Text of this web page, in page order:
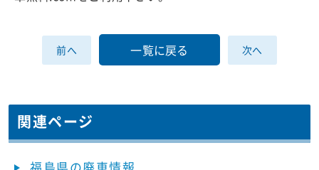
前へ 一覧に戻る 次へ
関連ページ